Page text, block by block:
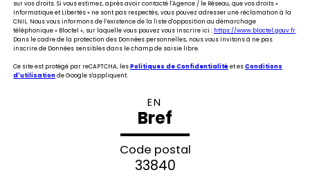
sur vos droits. Si vous estimez, après avoir contacté l'Agence / le Réseau, que vos droits «
Informatique et Libertés » ne sont pas respectés, vous pouvez adresser une réclamation à la
CNIL. Nous vous informons de l’existence de la liste d'opposition au démarchage
téléphonique « Bloctel », sur laquelle vous pouvez vous inscrire ici : https://www.bloctel.gouv.fr.
Dans le cadre de la protection des Données personnelles, nous vous invitons à ne pas
inscrire de Données sensibles dans le champ de saisie libre.
Ce site est protégé par reCAPTCHA, lesPolitiques de Confidentialitéet esConditions
d'utilisationde Google s'appliquent.
EN
Bref
Code postal
33840